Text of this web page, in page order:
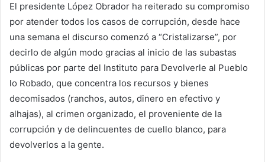
El presidente López Obrador ha reiterado su compromiso
por atender todos los casos de corrupción, desde hace
una semana el discurso comenzó a “Cristalizarse”, por
decirlo de algún modo gracias al inicio de las subastas
públicas por parte del Instituto para Devolverle al Pueblo
lo Robado, que concentra los recursos y bienes
decomisados (ranchos, autos, dinero en efectivo y
alhajas), al crimen organizado, el proveniente de la
corrupción y de delincuentes de cuello blanco, para
devolverlos a la gente.